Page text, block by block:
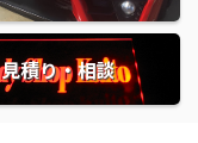
見積り・相談